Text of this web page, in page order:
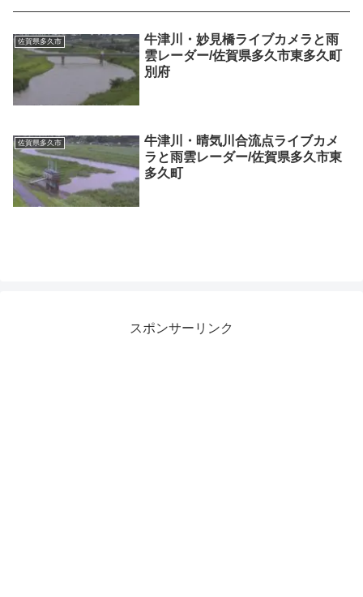
佐賀県多久市
牛津川・妙見橋ライブカメラと雨
雲レーダー/佐賀県多久市東多久町
別府
佐賀県多久市
牛津川・晴気川合流点ライブカメ
ラと雨雲レーダー/佐賀県多久市東
多久町
スポンサーリンク